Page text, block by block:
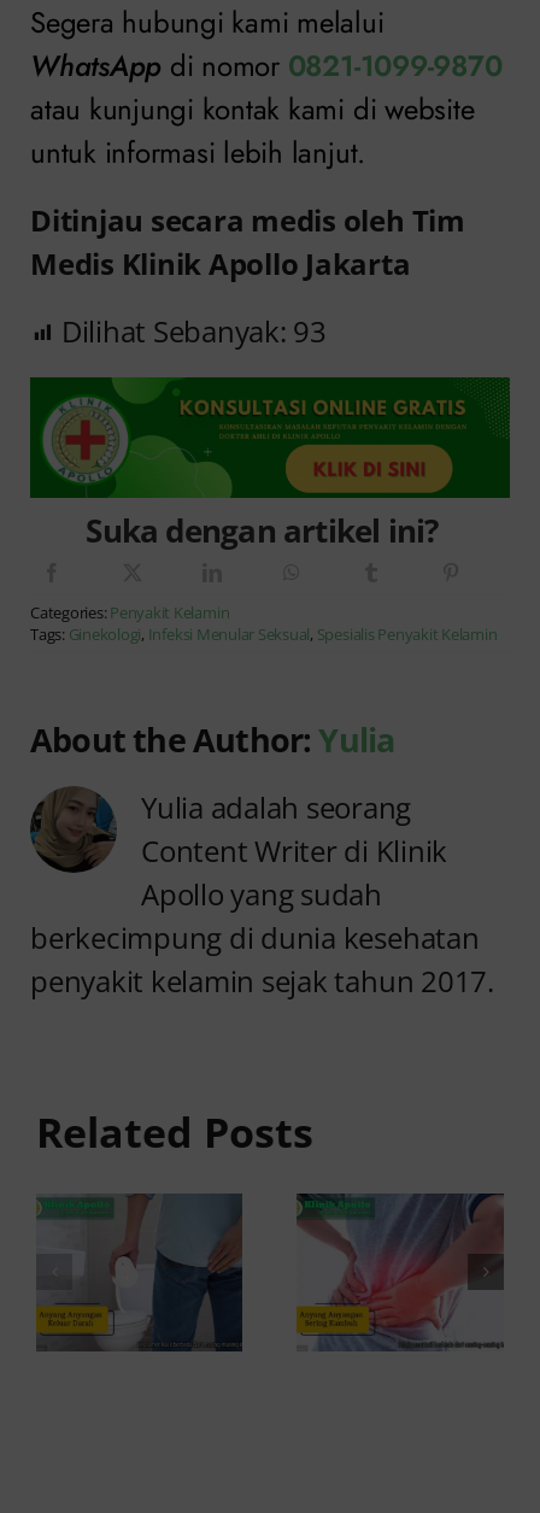
Segera hubungi kami melalui
WhatsApp di nomor 0821-1099-9870
atau kunjungi kontak kami di website
untuk informasi lebih lanjut.
Ditinjau secara medis oleh Tim
Medis Klinik Apollo Jakarta
Dilihat Sebanyak: 93
Suka dengan artikel ini?
Categories: Penyakit Kelamin
Tags: Ginekologi, Infeksi Menular Seksual, Spesialis Penyakit Kelamin
About the Author:Yulia
Yulia adalah seorang
Content Writer di Klinik
Apollo yang sudah
berkecimpung di dunia kesehatan
penyakit kelamin sejak tahun 2017.
Related Posts
Anyang
Darah:
Penyebab
dan Kapan
ke Dokter
Kambuh
dan Cara
Atasinya